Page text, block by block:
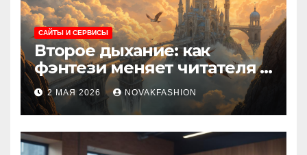
САЙТЫ И СЕРВИСЫ
Второе дыхание: как
фэнтези меняет читателя и
культуру
2 МАЯ 2026 NOVAKFASHION